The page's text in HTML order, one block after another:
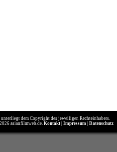
dem Copyright des jeweiligen Rechteinhabers.
asianfilmweb.de. Kontakt Impressum Datenschutz